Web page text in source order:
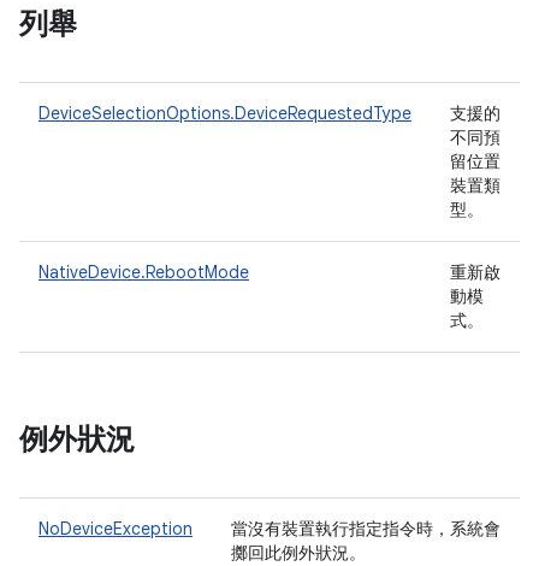
列舉
DeviceSelectionOptions.DeviceRequestedType
支援的
不同預
留位置
裝置類
型。
NativeDevice.RebootMode
重新啟
動模
式。
例外狀況
NoDeviceException
當沒有裝置執行指定指令時，系統會
擲回此例外狀況。